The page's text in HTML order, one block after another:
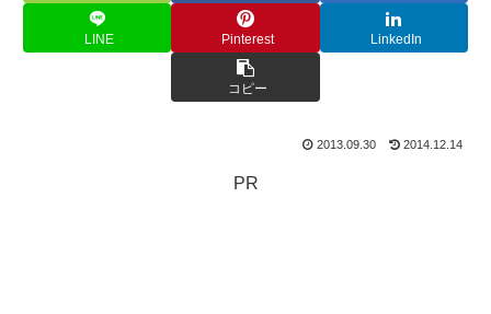
LINE Pinterest LinkedIn
コピー
2013.09.30 2014.12.14
PR